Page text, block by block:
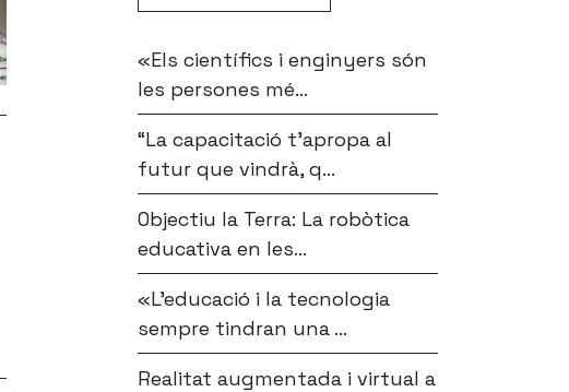
«Els científics i enginyers són
les persones mé...
“La capacitació t’apropa al
futur que vindrà, q...
Objectiu la Terra: La robòtica
educativa en les...
«L’educació i la tecnologia
sempre tindran una ...
Realitat augmentada i virtual a